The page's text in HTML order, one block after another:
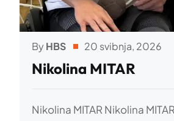
ByHBS 20 svibnja, 2026
Nikolina MITAR
Nikolina MITAR Nikolina